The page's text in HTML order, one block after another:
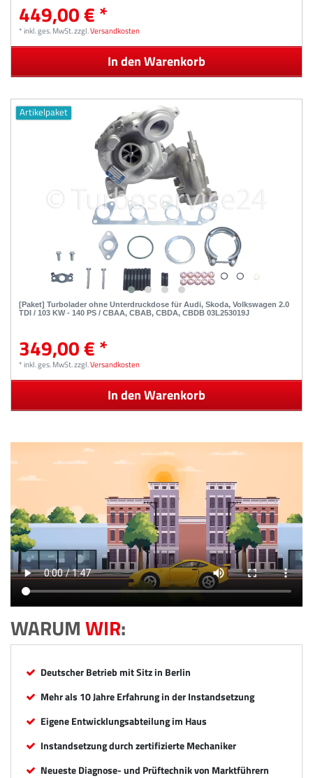
449,00 € *
*inkl. ges. MwSt.zzgl.Versandkosten
In den Warenkorb
Artikelpaket
[Paket] Turbolader ohne Unterdruckdose für Audi, Skoda, Volkswagen 2.0
TDI / 103 KW - 140 PS / CBAA, CBAB, CBDA, CBDB 03L253019J
349,00 € *
*inkl. ges. MwSt.zzgl.Versandkosten
In den Warenkorb
WARUMWIR:
Deutscher Betrieb mit Sitz in Berlin
Mehr als 10 Jahre Erfahrung in der Instandsetzung
Eigene Entwicklungsabteilung im Haus
Instandsetzung durch zertifizierte Mechaniker
Neueste Diagnose- und Prüftechnik von Marktführern